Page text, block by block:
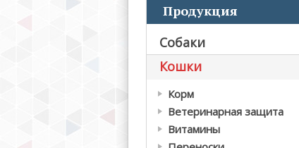
Продукция
Собаки
Кошки
Корм
Ветеринарная защита
Витамины